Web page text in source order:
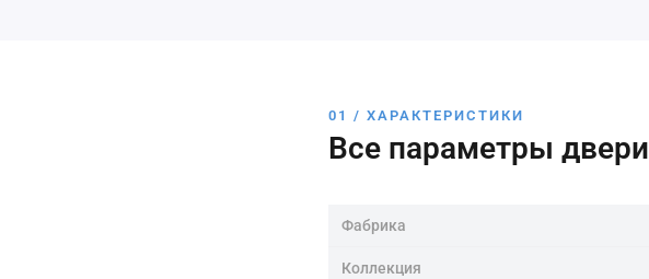
01 / ХАРАКТЕРИСТИКИ
Все параметры двери
Фабрика
Коллекция